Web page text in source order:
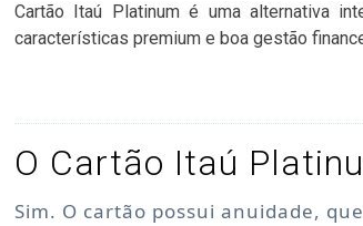
Cartão Itaú Platinum é uma alternativa
características premium e boa gestão
O Cartão Itaú
Sim. O cartão possui anuidade,